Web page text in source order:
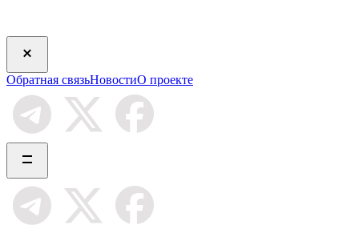
Обратная связьНовостиО проекте